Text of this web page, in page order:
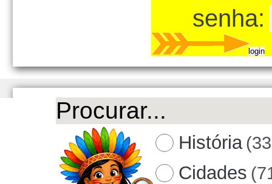
senha:
História
Cidades